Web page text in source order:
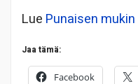
Lue Punaisen mukin
Jaa tämä:
Facebook